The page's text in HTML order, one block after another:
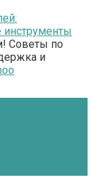
Советы по
и